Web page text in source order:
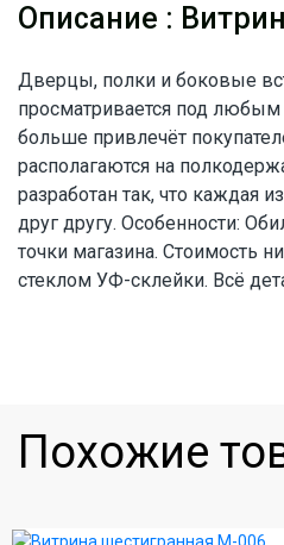
Описание :
Дверцы, полки и боковые
просматривается под любым
больше привлечёт
располагаются на
разработан так, что каждая
друг другу. Особенности:
точки магазина. Стоимость
стеклом УФ-склейки. Всё
пластиковую кромку, стекло
накладными замками.
вариантов). В качестве задней
(для кругового обзора). У
моделей или же заказать
проекту в Днепре. Возможно
Похожие